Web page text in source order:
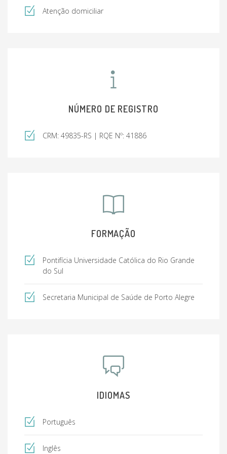
Atenção domiciliar
NÚMERO DE REGISTRO
CRM: 49835-RS | RQE Nº: 41886
FORMAÇÃO
Pontifícia Universidade Católica do Rio Grande
do Sul
Secretaria Municipal de Saúde de Porto Alegre
IDIOMAS
Português
Inglês